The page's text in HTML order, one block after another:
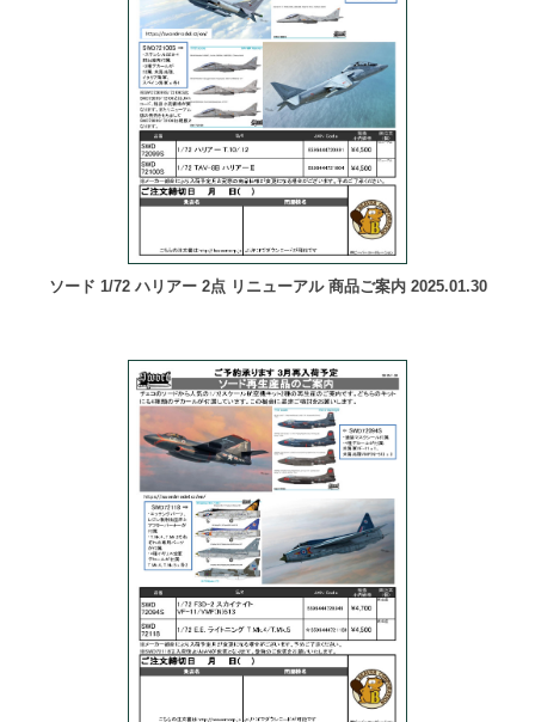
ソード 1/72 ハリアー 2点 リニューアル 商品ご案内 2025.01.30